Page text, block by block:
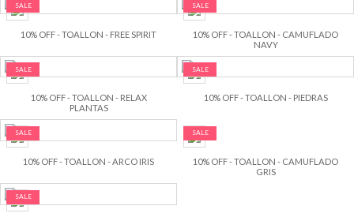
SALE
10% OFF - TOALLON - FREE SPIRIT
SALE
10% OFF - TOALLON - CAMUFLADO
NAVY
SALE
10% OFF - TOALLON - RELAX
PLANTAS
SALE
10% OFF - TOALLON - PIEDRAS
SALE
10% OFF - TOALLON - ARCO IRIS
SALE
10% OFF - TOALLON - CAMUFLADO
GRIS
SALE